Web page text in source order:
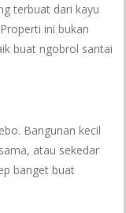
terbuat dari kayu
ini bukan
buat ngobrol santai
Bangunan kecil
atau sekedar
banget buat